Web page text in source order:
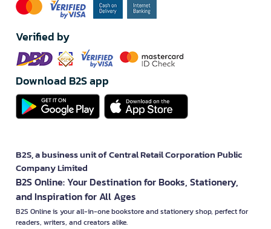
Verified by
Download B2S app
B2S, a business unit of Central Retail Corporation Public
Company Limited
B2S Online: Your Destination for Books, Stationery,
and Inspiration for All Ages
B2S Online is your all-in-one bookstore and stationery shop, perfect for
readers, writers, and creators alike.